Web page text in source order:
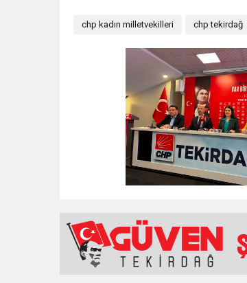
chp kadın milletvekilleri chp tekirdağ